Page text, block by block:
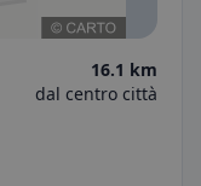
16.1 km
dal centro città